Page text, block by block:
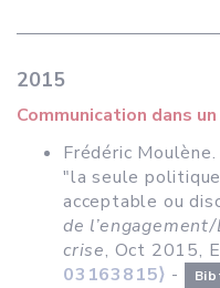
2015
Communication dans
Frédéric
"la seule
acceptable ou
de
crise, Oct 2015,
03163815⟩ -